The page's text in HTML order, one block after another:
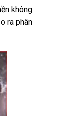
không
ra phân